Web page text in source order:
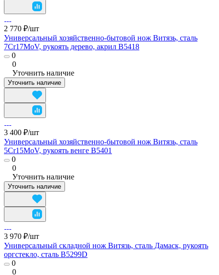
2 770 ₽/шт
Универсальный хозяйственно-бытовой нож Витязь, сталь
7Cr17MoV, рукоять дерево, акрил B5418
0
0
Уточнить наличие
Уточнить наличие
3 400 ₽/шт
Универсальный хозяйственно-бытовой нож Витязь, сталь
5Cr15MoV, рукоять венге B5401
0
0
Уточнить наличие
Уточнить наличие
3 970 ₽/шт
Универсальный складной нож Витязь, сталь Дамаск, рукоять
оргстекло, сталь B5299D
0
0